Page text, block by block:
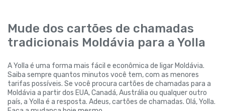
Mude dos cartões de chamadas
tradicionais Moldávia para a Yolla
A Yolla é uma forma mais fácil e econômica de ligar Moldávia.
Saiba sempre quantos minutos você tem, com as menores
tarifas possíveis. Se você procura cartões de chamadas para a
Moldávia a partir dos EUA, Canadá, Austrália ou qualquer outro
país, a Yolla é a resposta. Adeus, cartões de chamadas. Olá, Yolla.